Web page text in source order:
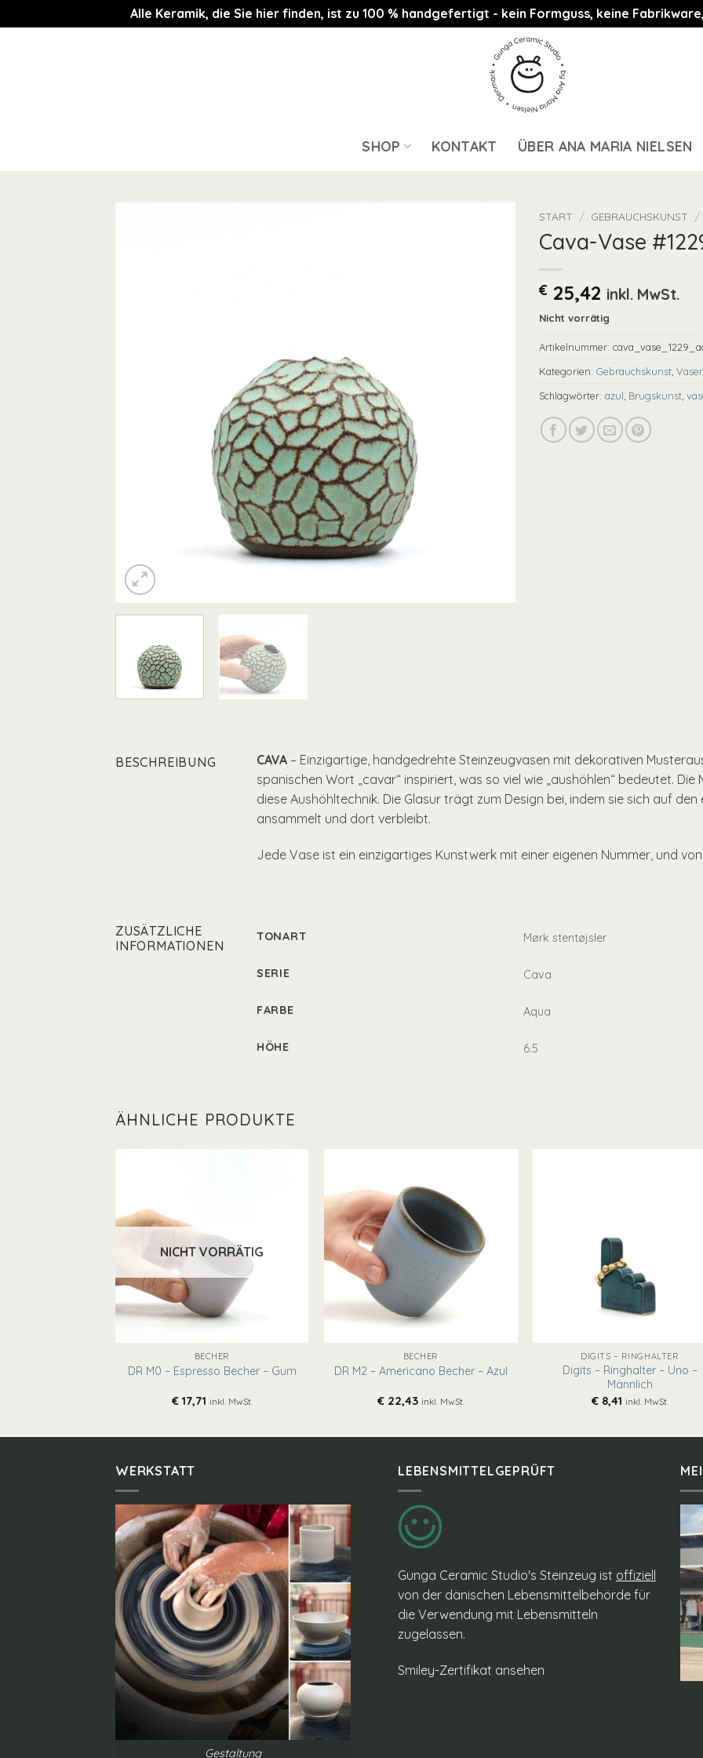
Alle Keramik, die Sie hier finden, ist zu 100 % handgefertigt - kein Formguss, keine
SHOP KONTAKT ÜBER ANA MARIA NIELSEN
START / GEBRAUCHSKUNST /
Cava-Vase
€ 25,42 inkl. MwSt.
Nicht vorrätig
Artikelnummer:
Kategorien: Gebrauchskunst
Schlagwörter: azul Brugskunst
BESCHREIBUNG CAVA – Einzigartige, handgedrehte Steinzeugvasen mit dekorativen
spanischen Wort „cavar“ inspiriert, was so viel wie „aushöhlen“ bedeutet.
diese Aushöhltechnik. Die Glasur trägt zum Design bei, indem sie sich auf
ansammelt und dort verbleibt.
Jede Vase ist ein einzigartiges Kunstwerk mit einer eigenen Nummer, und
ZUSÄTZLICHE
INFORMATIONEN
TONART Mørk stentøjsler
SERIE Cava
FARBE Aqua
HÖHE 6.5
ÄHNLICHE PRODUKTE
NICHT VORRÄTIG
BECHER
DR M0 – Espresso Becher – Gum
€17,71 inkl. MwSt.
BECHER
DR M2 – Americano Becher – Azul
€22,43 inkl. MwSt.
DIGITS – RINGHALTER
Digits – Ringhalter – Uno –
Männlich
€8,41 inkl. MwSt.
WERKSTATT
Gestaltung
LEBENSMITTELGEPRÜFT
Gunga Ceramic Studio's Steinzeug ist offiziell
von der dänischen Lebensmittelbehörde für
die Verwendung mit Lebensmitteln
zugelassen.
Smiley-Zertifikat ansehen